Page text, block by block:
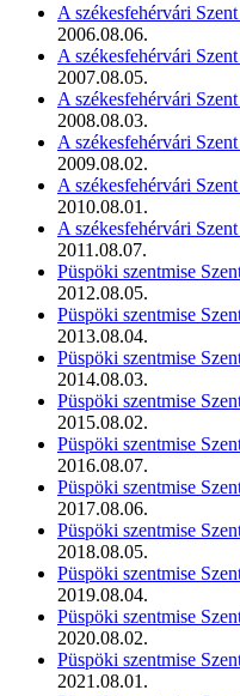
A székesfehérvári
2006.08.06.
A székesfehérvári
2007.08.05.
A székesfehérvári
2008.08.03.
A székesfehérvári
2009.08.02.
A székesfehérvári
2010.08.01.
A székesfehérvári
2011.08.07.
Püspöki szentmise
2012.08.05.
Püspöki szentmise
2013.08.04.
Püspöki szentmise
2014.08.03.
Püspöki szentmise
2015.08.02.
Püspöki szentmise
2016.08.07.
Püspöki szentmise
2017.08.06.
Püspöki szentmise
2018.08.05.
Püspöki szentmise
2019.08.04.
Püspöki szentmise
2020.08.02.
Püspöki szentmise
2021.08.01.